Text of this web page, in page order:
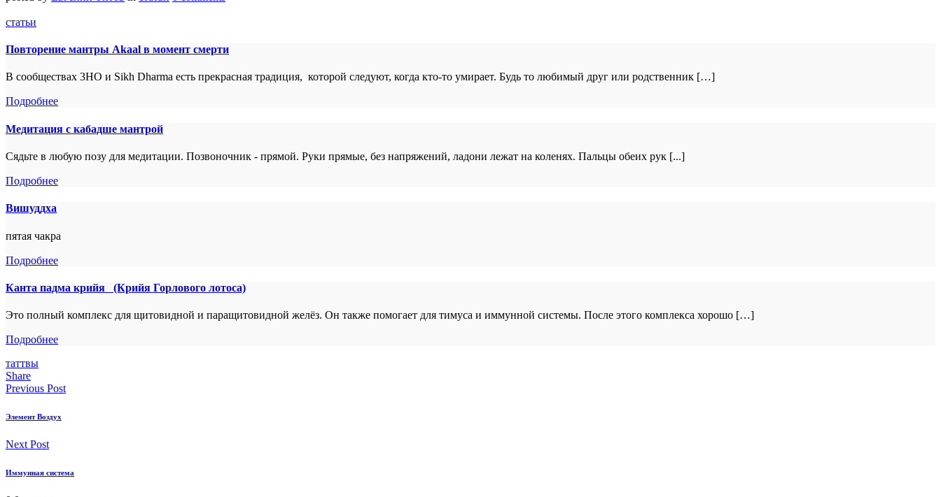
статьи
Повторение мантры Akaal в момент смерти
В сообществах 3HO и Sikh Dharma есть прекрасная традиция, которой следуют, когда кто-то умирает. Будь то любимый друг или родственник […]
Подробнее
Медитация с кабадше мантрой
Сядьте в любую позу для медитации. Позвоночник - прямой. Руки прямые, без напряжений, ладони лежат на коленях. Пальцы обеих рук [...]
Подробнее
Вишуддха
пятая чакра
Подробнее
Канта падма крийя (Крийя Горлового лотоса)
Это полный комплекс для щитовидной и паращитовидной желёз. Он также помогает для тимуса и иммунной системы. После этого комплекса хорошо […]
Подробнее
таттвы
Share
Previous Post
Элемент Воздух
Next Post
Иммунная система